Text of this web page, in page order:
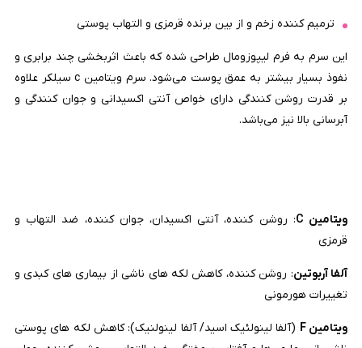
ترمیم کننده زخم و از بین برنده قرمزی و التهاب پوستی
این سرم به فرم لیپوزومال طراحی شده که باعث اثربخشی چند برابری و
نفوذ بسیار بیشتر به عمق پوست می‌شود. سرم ویتامین c سیلکر علاوه
بر قدرت روشن کنندگی دارای خواص آنتی اکسیدانی و جوان کنندگی و
آبرسانی بالا نیز می‌باشد.
ويتامين C
: روشن کننده، آنتی اکسیدان، جوان کننده، ضد التهاب و
قرمزی
آلفا آربوتین: روشن کننده، کاهش لکه های ناشی از بیماری های کبدی و
تغییرات هورمونی
ویتامین F
(آلفا لینولئیک اسید/ آلفا لینولنیک): کاهش لکه های پوستی